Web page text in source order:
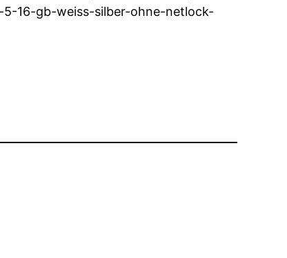
16-gb-weiss-silber-ohne-netlock-